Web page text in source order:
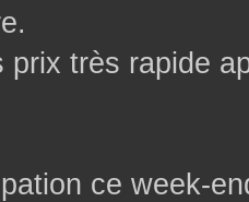
prix très rapide
ce week-